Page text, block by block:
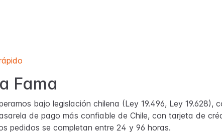
Fama
bajo legislación chilena (Ley 19.496, Ley 19.628),
de pago más confiable de Chile, con tarjeta de
pedidos se completan entre 24 y 96 horas.